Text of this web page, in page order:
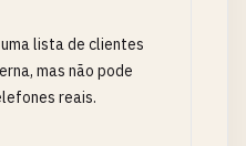
lista de clientes
mas não pode
reais.